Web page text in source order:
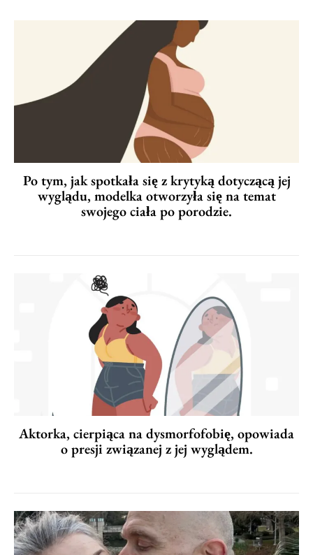
Po tym, jak spotkała się z krytyką dotyczącą jej
wyglądu, modelka otworzyła się na temat
swojego ciała po porodzie.
Aktorka, cierpiąca na dysmorfofobię, opowiada
o presji związanej z jej wyglądem.